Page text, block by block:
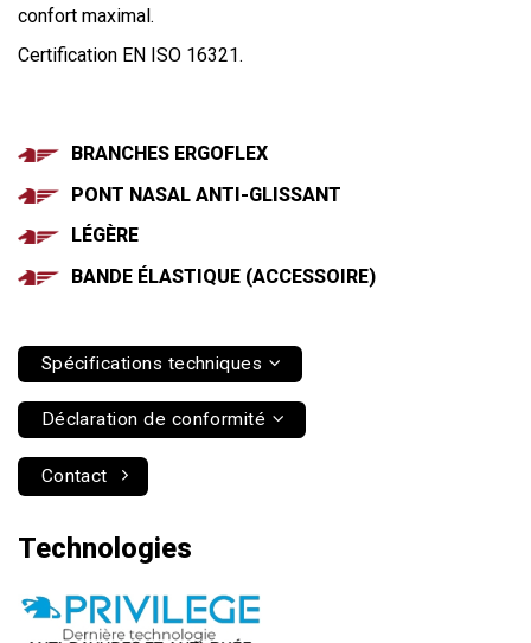
confort maximal.
Certification EN ISO 16321.
BRANCHES ERGOFLEX
PONT NASAL ANTI-GLISSANT
LÉGÈRE
BANDE ÉLASTIQUE (ACCESSOIRE)
Spécifications techniques
Déclaration de conformité
Contact
Technologies